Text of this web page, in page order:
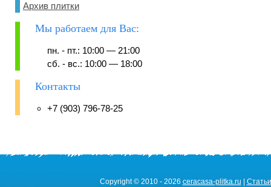
Архив плитки
Мы работаем для Вас:
пн. - пт.: 10:00 — 21:00
сб. - вс.: 10:00 — 18:00
Контакты
+7 (903) 796-78-25
Copyright © 2010 - 2026 ceracasa-plitka.ru